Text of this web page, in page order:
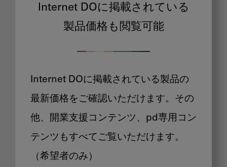
Internet DOに掲載されている
製品価格も閲覧可能
Internet DOに掲載されている製品の
最新価格をご確認いただけます。その
他、開業支援コンテンツ、pd専用コン
テンツもすべてご覧いただけます。
（希望者のみ）